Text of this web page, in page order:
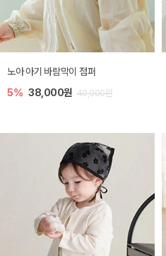
노아 아기 바람막이 점퍼
5% 38,000원 40,000원